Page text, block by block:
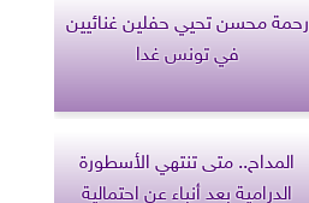
رحمة محسن تحيي حفلين غنائيين
في تونس غدا
المداح.. متى تنتهي الأسطورة
الدرامية بعد أنباء عن احتمالية